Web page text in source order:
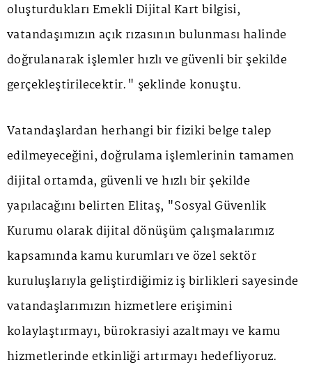
oluşturdukları Emekli Dijital Kart bilgisi,
vatandaşımızın açık rızasının bulunması halinde
doğrulanarak işlemler hızlı ve güvenli bir şekilde
gerçekleştirilecektir." şeklinde konuştu.
Vatandaşlardan herhangi bir fiziki belge talep
edilmeyeceğini, doğrulama işlemlerinin tamamen
dijital ortamda, güvenli ve hızlı bir şekilde
yapılacağını belirten Elitaş, "Sosyal Güvenlik
Kurumu olarak dijital dönüşüm çalışmalarımız
kapsamında kamu kurumları ve özel sektör
kuruluşlarıyla geliştirdiğimiz iş birlikleri sayesinde
vatandaşlarımızın hizmetlere erişimini
kolaylaştırmayı, bürokrasiyi azaltmayı ve kamu
hizmetlerinde etkinliği artırmayı hedefliyoruz.